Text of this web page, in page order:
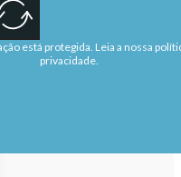
está protegida. Leia a nossa
privacidade.